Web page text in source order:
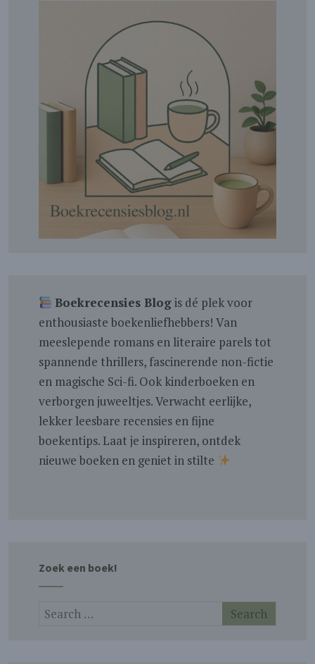
Boekrecensies Blogis dé plek voor
enthousiaste boekenliefhebbers! Van
meeslepende romans en literaire parels tot
spannende thrillers, fascinerende non-fictie
en magische Sci-fi. Ook kinderboeken en
verborgen juweeltjes. Verwacht eerlijke,
lekker leesbare recensies en fijne
boekentips. Laat je inspireren, ontdek
nieuwe boeken en geniet in stilte
Zoek een boek!